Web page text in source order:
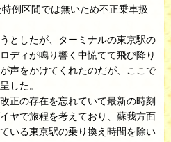
例区間では無いため不正乗車扱
としたが、ターミナルの東京駅の
ディが鳴り響く中慌てて飛び降り
声をかけてくれたのだが、ここで
した。
正の存在を忘れていて最新の時刻
ヤで旅程を考えており、蘇我方面
いる東京駅の乗り換え時間を除い